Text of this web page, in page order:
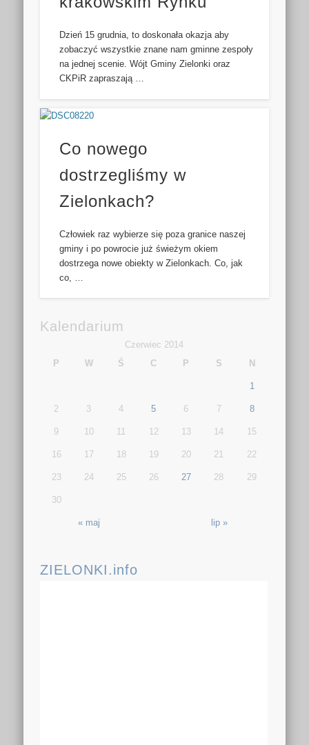
Dzień 15 grudnia, to doskonała okazja aby
zobaczyć wszystkie znane nam gminne zespoły
na jednej scenie. Wójt Gminy Zielonki oraz
CKPiR zapraszają …
Co nowego
dostrzegliśmy w
Zielonkach?
Człowiek raz wybierze się poza granice naszej
gminy i po powrocie już świeżym okiem
dostrzega nowe obiekty w Zielonkach. Co, jak
co, …
Kalendarium
Czerwiec 2014
P
W Ś C P S N
« maj lip »
1
2 3 4 5 6 7 8
9 10 11 12 13 14 15
16 17 18 19 20 21 22
23 24 25 26 27 28 29
30
ZIELONKI.info